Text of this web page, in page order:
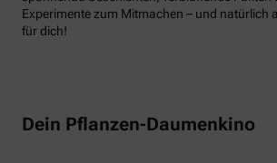
Experimente zum Mitmachen – und natürlich
für dich!
Dein Pflanzen-Daumenkino